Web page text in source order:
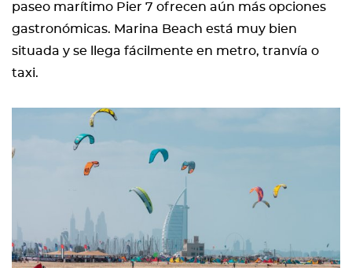
paseo marítimo Pier 7 ofrecen aún más opciones
gastronómicas. Marina Beach está muy bien
situada y se llega fácilmente en metro, tranvía o
taxi.